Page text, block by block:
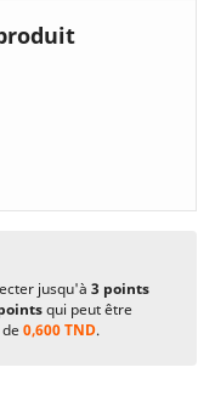
jusqu'à 3 points
qui peut être
0,600 TND.